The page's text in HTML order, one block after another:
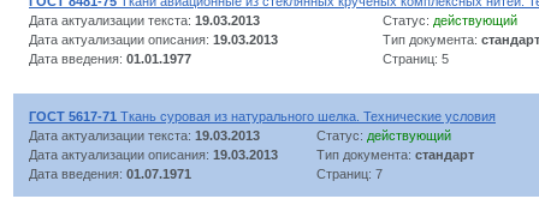
Дата актуализации текста: 19.03.2013 Статус: действующий
Дата актуализации описания: 19.03.2013 Тип документа: стандарт
Дата введения: 01.01.1977 Страниц: 5
ГОСТ 5617-71 Ткань суровая из натурального шелка. Технические условия
Дата актуализации текста: 19.03.2013 Статус: действующий
Дата актуализации описания: 19.03.2013 Тип документа: стандарт
Дата введения: 01.07.1971 Страниц: 7